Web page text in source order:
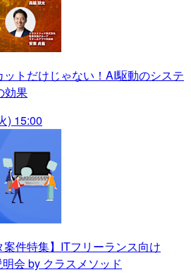
ットだけじゃない！AI駆動のシステ
効果
) 15:00
案件特集】ITフリーランス向け
会 by クラスメソッド